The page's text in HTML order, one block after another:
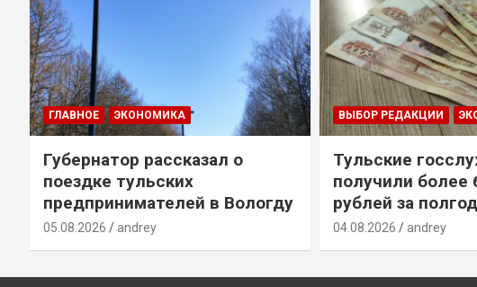
ГЛАВНОЕ ЭКОНОМИКА
Губернатор рассказал о
поездке тульских
предпринимателей в Вологду
05.08.2026 andrey
ВЫБОР РЕДАКЦИИ
Тульские
получили более
рублей за
04.08.2026 andrey